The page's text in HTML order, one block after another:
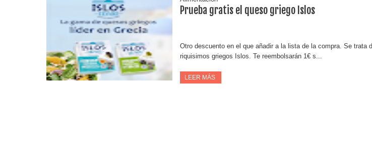
Prueba gratis el queso griego Islos
Otro descuento en el que añadir a la lista de la compra. Se trata
riquisimos griegos Islos. Te reembolsarán 1€ s...
LEER MÁS